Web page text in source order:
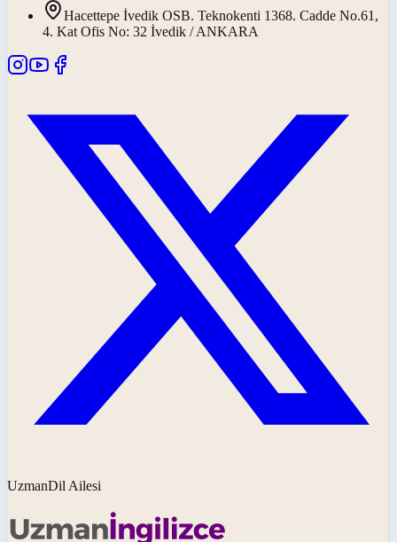
Hacettepe İvedik OSB. Teknokenti 1368. Cadde No.61,
4. Kat Ofis No: 32 İvedik / ANKARA
UzmanDil Ailesi